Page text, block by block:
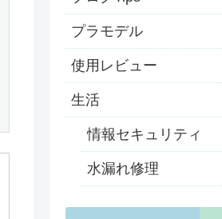
プラモデル
使用レビュー
生活
情報セキュリティ
水漏れ修理